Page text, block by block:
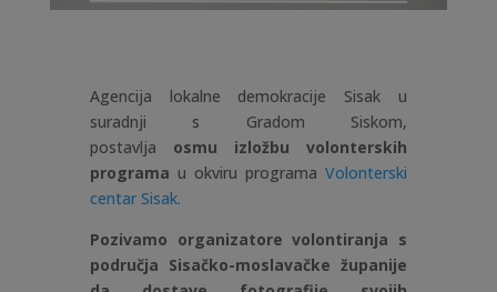
Agencija lokalne demokracije Sisak u
suradnji s Gradom Siskom,
postavlja osmu izložbu volonterskih
programa u okviru programaVolonterski
centar Sisak.
Pozivamo organizatore volontiranja s
područja Sisačko-moslavačke županije